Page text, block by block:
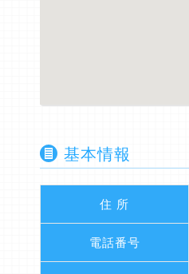
基本情報
住 所
電話番号